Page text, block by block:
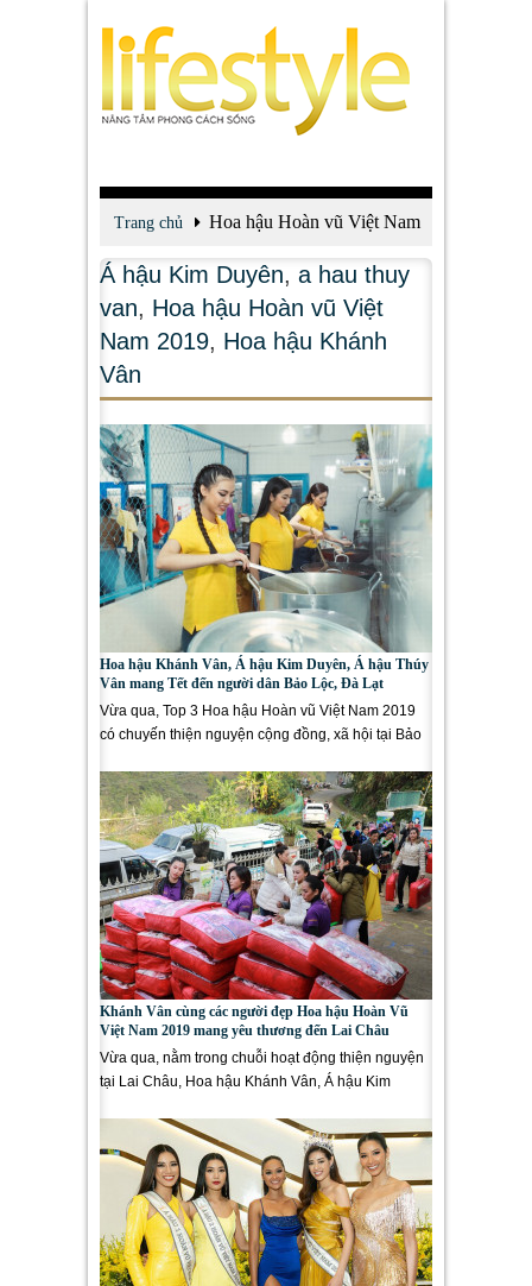
Trang chủ Hoa hậu Hoàn vũ Việt Nam
2019
Á hậu Kim Duyên, a hau thuy
van, Hoa hậu Hoàn vũ Việt
Nam 2019, Hoa hậu Khánh
Vân
Hoa hậu Khánh Vân, Á hậu Kim Duyên, Á hậu Thúy
Vân mang Tết đến người dân Bảo Lộc, Đà Lạt
Vừa qua, Top 3 Hoa hậu Hoàn vũ Việt Nam 2019
có chuyến thiện nguyện cộng đồng, xã hội tại Bảo
Khánh Vân cùng các người đẹp Hoa hậu Hoàn Vũ
Việt Nam 2019 mang yêu thương đến Lai Châu
Vừa qua, nằm trong chuỗi hoạt động thiện nguyện
tại Lai Châu, Hoa hậu Khánh Vân, Á hậu Kim